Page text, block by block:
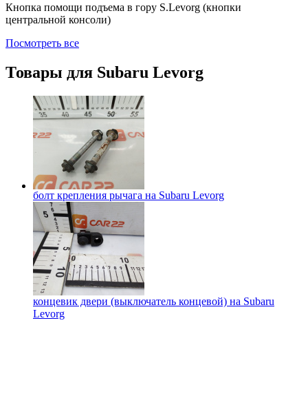
Кнопка помощи подъема в гору S.Levorg (кнопки
центральной консоли)
Посмотреть все
Товары для Subaru Levorg
болт крепления рычага на Subaru Levorg
концевик двери (выключатель концевой) на Subaru
Levorg